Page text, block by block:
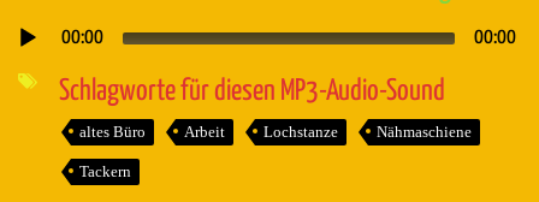
Audio-
00:00 00:00
Schlagworte für diesen MP3-Audio-Sound
altes Büro Arbeit Lochstanze Nähmaschiene
Tackern